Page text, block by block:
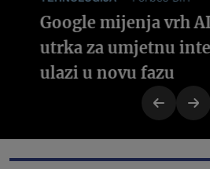
Google mijenja vrh
utrka za umjetnu
ulazi u novu fazu